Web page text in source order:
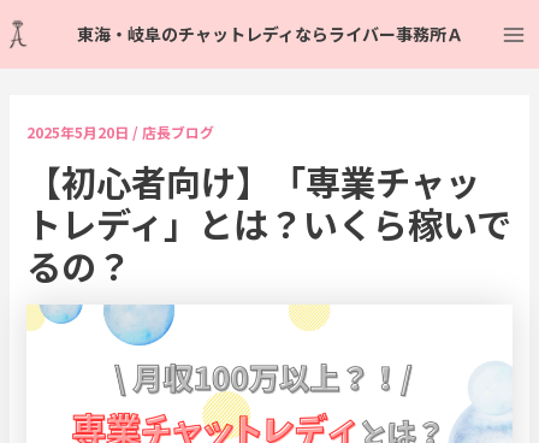
容
を
東海・岐阜のチャットレディならライバー事務所Ａ
2025年5月20日 / 店長ブログ
【初心者向け】「専業チャッ
トレディ」とは？いくら稼いで
るの？
navigation